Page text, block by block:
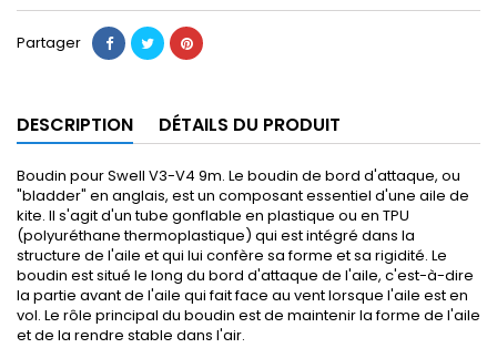
Partager
DESCRIPTION DÉTAILS DU PRODUIT
Boudin pour Swell V3-V4 9m. Le boudin de bord d'attaque, ou
"bladder" en anglais, est un composant essentiel d'une aile de
kite. Il s'agit d'un tube gonflable en plastique ou en TPU
(polyuréthane thermoplastique) qui est intégré dans la
structure de l'aile et qui lui confère sa forme et sa rigidité. Le
boudin est situé le long du bord d'attaque de l'aile, c'est-à-dire
la partie avant de l'aile qui fait face au vent lorsque l'aile est en
vol. Le rôle principal du boudin est de maintenir la forme de l'aile
et de la rendre stable dans l'air.